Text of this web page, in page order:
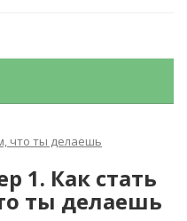
что ты делаешь
1. Как стать
ты делаешь